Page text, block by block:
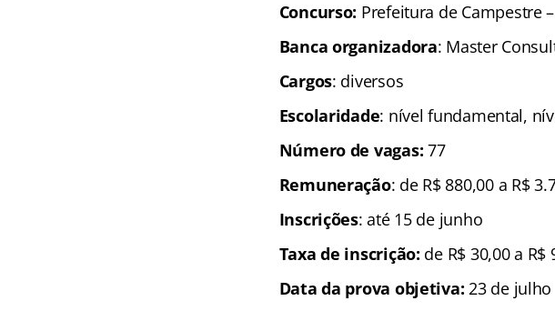
Concurso: Prefeitura de Campestre
Banca organizadora: Master
Cargos: diversos
Escolaridade: nível fundamental,
Número de vagas:77
Remuneração: de R$ 880,00 a R$
Inscrições: até 15 de junho
Taxa de inscrição: de R$ 30,00 a R$
Data da prova objetiva: 23 de julho